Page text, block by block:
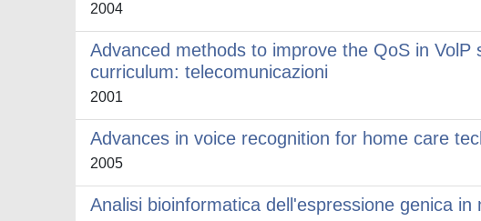
2004
Advanced methods to improve the QoS in
curriculum: telecomunicazioni
2001
Advances in voice recognition for home care
2005
Analisi bioinformatica dell'espressione genica